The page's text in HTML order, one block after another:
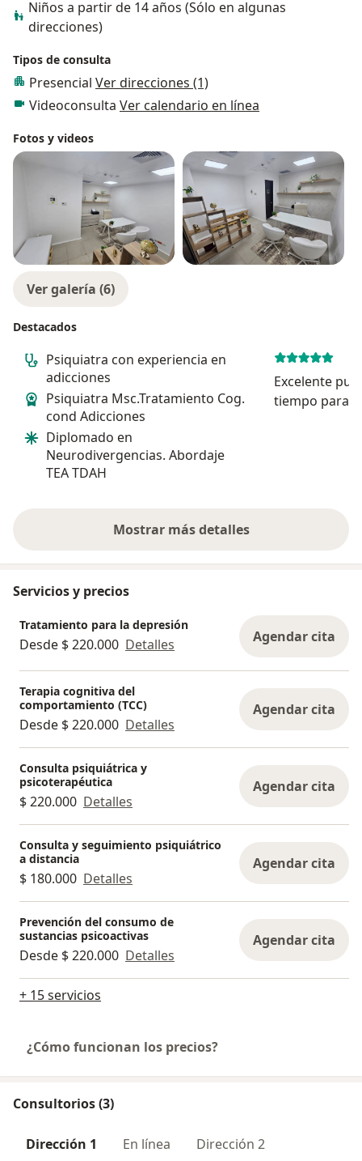
Niños a partir de 14 años (Sólo en algunas
direcciones)
Tipos de consulta
Presencial Ver direcciones (1)
Videoconsulta Ver calendario en línea
Fotos y videos
Ver galería (6)
Destacados
Psiquiatra con experiencia en
adicciones
Psiquiatra Msc.Tratamiento Cog.
cond Adicciones
Diplomado en
Neurodivergencias. Abordaje
TEA TDAH
Excelente
tiempo para
Mostrar más detalles
sobre la experiencia
Servicios y precios
Tratamiento para la depresión
Desde $ 220.000 Detalles Agendar cita
Terapia cognitiva del
comportamiento (TCC)
Desde $ 220.000 Detalles
Agendar cita
Consulta psiquiátrica y
psicoterapéutica
$ 220.000 Detalles
Agendar cita
Consulta y seguimiento psiquiátrico
a distancia
$ 180.000 Detalles
Agendar cita
Prevención del consumo de
sustancias psicoactivas
Desde $ 220.000 Detalles
Agendar cita
+ 15 servicios
¿Cómo funcionan los precios?
Consultorios (3)
Dirección 1 En línea Dirección 2